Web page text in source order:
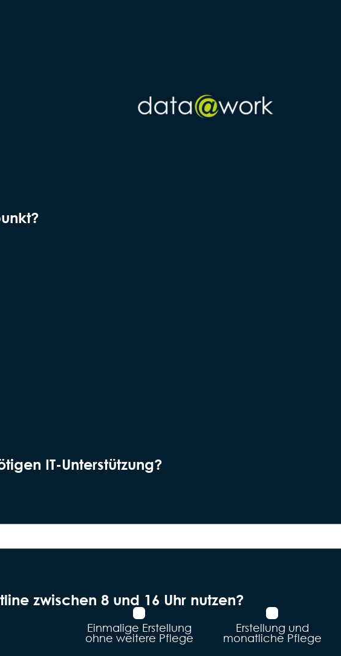
IT-Unterstützung?
zwischen 8 und 16 Uhr nutzen?
Einmalige Erstellung
ohne weitere Pflege
Erstellung und
monatliche Pflege